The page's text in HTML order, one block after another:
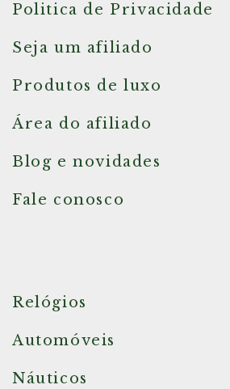
Politica de Privacidade
Seja um afiliado
Produtos de luxo
Área do afiliado
Blog e novidades
Fale conosco
Relógios
Automóveis
Náuticos